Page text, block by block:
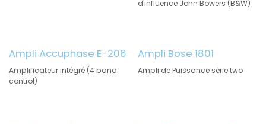
d'influence John Bowers (B&W)
Ampli Accuphase E-206
Amplificateur intégré (4 band
control)
Ampli Bose 1801
Ampli de Puissance série two